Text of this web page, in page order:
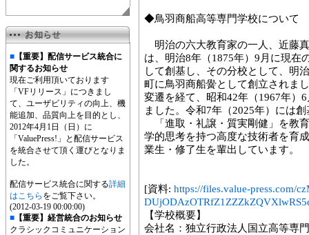
■ 【重要】配信サービス統合に
関するお知らせ
現在ご利用頂いております
「VFリリース」につきまし
て、ユーザビリティの向上、機
能追加、品質向上を目的とし、
2012年4月1日（日）に
「ValuePress!」と配信サービス
を統合させて頂く運びとなりま
した。
配信サービス統合に関する詳細
はこちら をご覧下さい。
(2012-03-19 00:00:00)
■ 【重要】経営統合のお知らせ
クラシックコミュニケーション
◆鳥羽商船高等専門学校について
明治の六大教育家の一人、近藤
は、明治8年（1875年）9月に現在
して創基し、その分校として、明
町に鳥羽商船黌として創立されま
変遷を経て、昭和42年（1967年）
ました。令和7年（2025年）には
「進取・礼譲・質実剛健」を教
学的思考を持つ高度な技術者を育
業生・修了生を輩出しています。
[資料: https://files.value-press.com/
【学校概要】
会社名：独立行政法人国立高等専